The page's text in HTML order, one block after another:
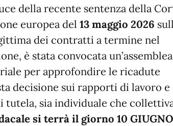
della recente sentenza della
europea del 13 maggio 2026
dei contratti a termine nel
è stata convocata un’assemblea
per approfondire le ricadute
decisione sui rapporti di lavoro e
tutela, sia individuale che
si terrà il giorno 10 GIUGNO